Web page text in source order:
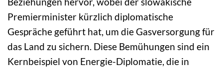
Premierminister kürzlich diplomatische
Gespräche geführt hat, um die Gasversorgung für
das Land zu sichern. Diese Bemühungen sind ein
Kernbeispiel von Energie-Diplomatie, die in